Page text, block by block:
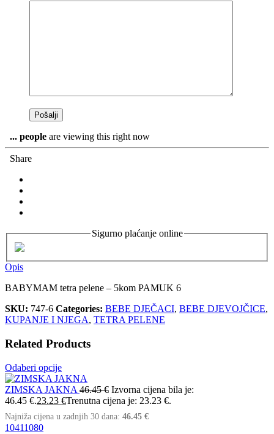
... people are viewing this right now
Share
Sigurno plaćanje online
Opis
BABYMAM tetra pelene – 5kom PAMUK 6
SKU: 747-6 Categories: BEBE DJEČACI, BEBE DJEVOJČICE,
KUPANJE I NJEGA, TETRA PELENE
Related Products
Odaberi opcije
ZIMSKA JAKNA 46.45€ Izvorna cijena bila je:
46.45 €.23.23 €Trenutna cijena je: 23.23 €.
Najniža cijena u zadnjih 30 dana: 46.45 €
10411080